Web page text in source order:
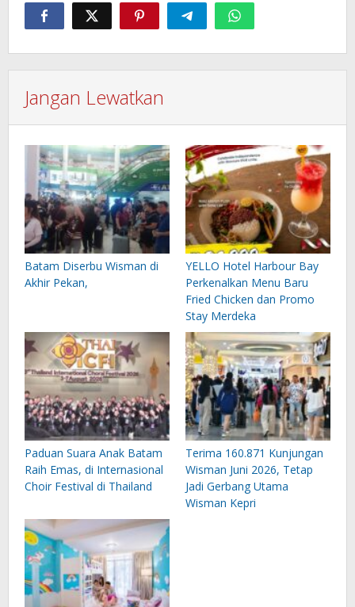
Jangan Lewatkan
Batam Diserbu Wisman di
Akhir Pekan,
YELLO Hotel Harbour Bay
Perkenalkan Menu Baru
Fried Chicken dan Promo
Stay Merdeka
Paduan Suara Anak Batam
Raih Emas, di Internasional
Choir Festival di Thailand
Terima 160.871 Kunjungan
Wisman Juni 2026, Tetap
Jadi Gerbang Utama
Wisman Kepri